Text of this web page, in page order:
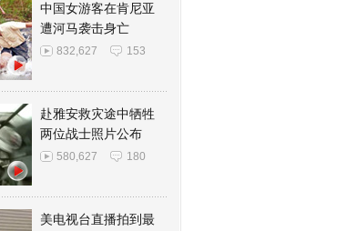
中国女游客在肯尼亚
遭河马袭击身亡
832,627 153
赴雅安救灾途中牺牲
两位战士照片公布
580,627 180
美电视台直播拍到最